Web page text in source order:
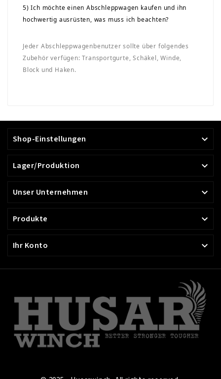
5) Ich möchte einen Abschleppwagen kaufen und ihn
hochwertig ausrüsten, was muss ich beachten?
Jeder Abschleppwagenbenutzer sollte über folgendes
Zubehör verfügen: Transportgurte, Schäkel, Winde,
Block und Haken.
Shop-Einstellungen 
Lager/Produktion 
Unser Unternehmen 
Produkte 
Ihr Konto 